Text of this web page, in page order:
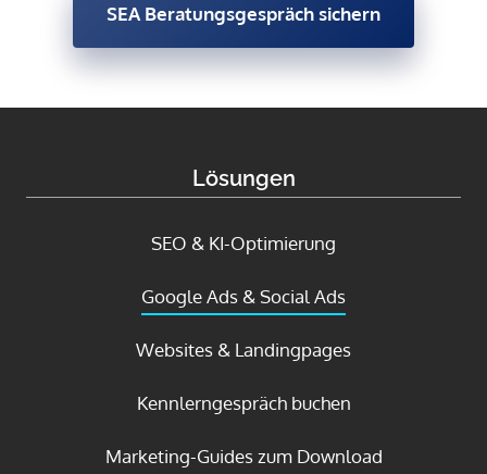
SEA Beratungsgespräch sichern
Lösungen
SEO & KI-Optimierung
Google Ads & Social Ads
Websites & Landingpages
Kennlerngespräch buchen
Marketing-Guides zum Download